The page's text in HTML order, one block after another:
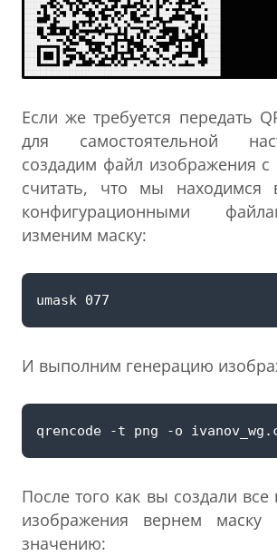
Если же требуется передать
для самостоятельной
создадим файл изображения
считать, что мы находимся
конфигурационными
изменим маску:
И выполним генерацию
После того как вы создали
изображения вернем маску
значению: